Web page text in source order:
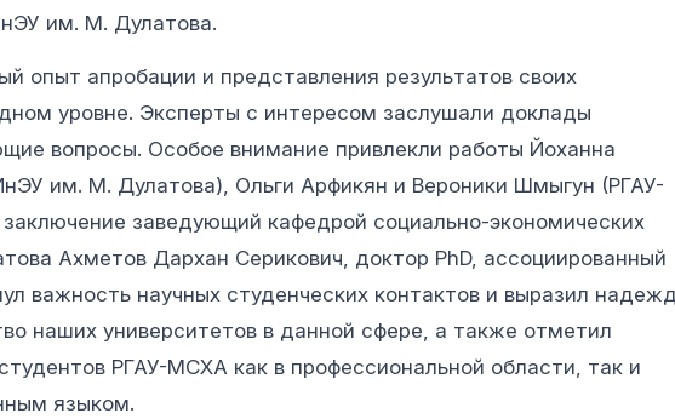
им. М. Дулатова.
опыт апробации и представления результатов своих
уровне. Эксперты с интересом заслушали доклады
вопросы. Особое внимание привлекли работы Йоханна
им. М. Дулатова), Ольги Арфикян и Вероники Шмыгун (РГАУ-
заведующий кафедрой социально-экономических
Ахметов Дархан Серикович, доктор PhD, ассоциированный
важность научных студенческих контактов и выразил
наших университетов в данной сфере, а также отметил
РГАУ-МСХА как в профессиональной области, так и
языком.